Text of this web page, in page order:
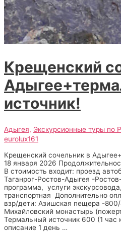
Крещенский
источник!
Адыгея, Экскурсионные туры по
eurolux161
Крещенский сочельник в
18 января 2026
В стоимость входит: проезд
Таганрог-Ростов-Адыгея -
программа, услуги
транспортная Дополнительно
взр/дети: Азишская пещера -
Михайловский монастырь
Термальный источник 600 (1 час
описание 1 день …